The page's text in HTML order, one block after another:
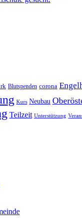
Blutspenden corona
Kurs Neubau
Teilzeit Unterstützung